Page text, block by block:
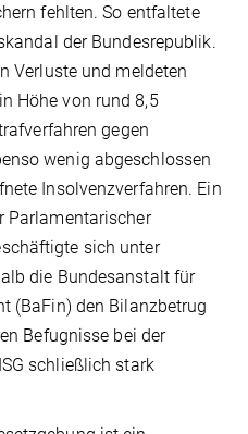
fehlten. So entfaltete
der Bundesrepublik.
Verluste und meldeten
Höhe von rund 8,5
gegen
wenig abgeschlossen
Insolvenzverfahren. Ein
Parlamentarischer
sich unter
die Bundesanstalt für
(BaFin) den Bilanzbetrug
Befugnisse bei der
schließlich stark